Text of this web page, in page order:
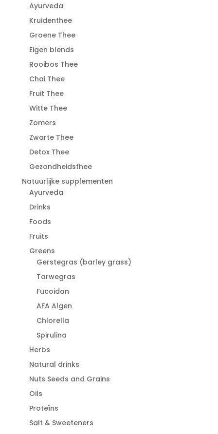
Ayurveda
Kruidenthee
Groene Thee
Eigen blends
Rooibos Thee
Chai Thee
Fruit Thee
Witte Thee
Zomers
Zwarte Thee
Detox Thee
Gezondheidsthee
Natuurlijke supplementen
Ayurveda
Drinks
Foods
Fruits
Greens
Gerstegras (barley grass)
Tarwegras
Fucoidan
AFA Algen
Chlorella
Spirulina
Herbs
Natural drinks
Nuts Seeds and Grains
Oils
Proteïns
Salt & Sweeteners